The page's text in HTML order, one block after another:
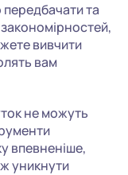
та
вивчити
вам
не можуть
впевненіше,
уникнути